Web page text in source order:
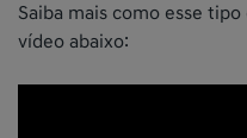
Saiba mais como esse
vídeo abaixo: